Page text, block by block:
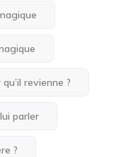
revienne ?
parler
?